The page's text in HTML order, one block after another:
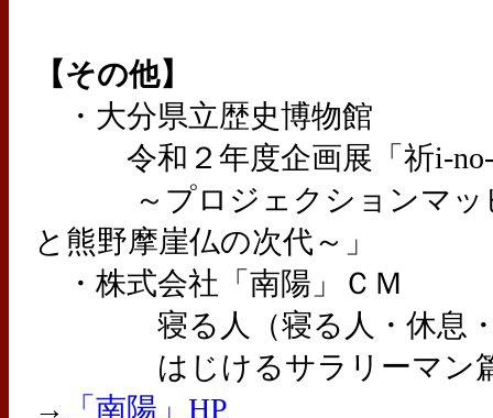
【その他】
・大分県立歴史博物館
令和２年度企画展「祈i-no-
～プロジェクションマッ
と熊野摩崖仏の次代～」
・株式会社「南陽」ＣＭ
寝る人（寝る人・休息・
はじけるサラリーマン
→
「南陽」HP